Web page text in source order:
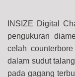
INSIZE Digital
pengukuran
celah
dalam sudut
pada gagang